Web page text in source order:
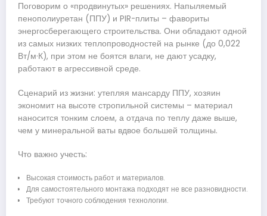
Поговорим о «продвинутых» решениях. Напыляемый
пенополиуретан (ППУ) и PIR-плиты – фавориты
энергосберегающего строительства. Они обладают одной
из самых низких теплопроводностей на рынке (до 0,022
Вт/м·К), при этом не боятся влаги, не дают усадку,
работают в агрессивной среде.
Сценарий из жизни: утепляя мансарду ППУ, хозяин
экономит на высоте стропильной системы – материал
наносится тонким слоем, а отдача по теплу даже выше,
чем у минеральной ваты вдвое большей толщины.
Что важно учесть:
Высокая стоимость работ и материалов.
Для самостоятельного монтажа подходят не все разновидности.
Требуют точного соблюдения технологии.